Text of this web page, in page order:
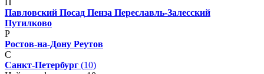
Павловский Посад Пенза Переславль-Залесский
Путилково
Р
Ростов-на-Дону Реутов
С
Санкт-Петербург (10)